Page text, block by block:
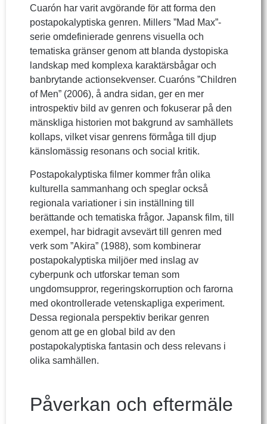
Cuarón har varit avgörande för att forma den
postapokalyptiska genren. Millers ”Mad Max”-
serie omdefinierade genrens visuella och
tematiska gränser genom att blanda dystopiska
landskap med komplexa karaktärsbågar och
banbrytande actionsekvenser. Cuaróns ”Children
of Men” (2006), å andra sidan, ger en mer
introspektiv bild av genren och fokuserar på den
mänskliga historien mot bakgrund av samhällets
kollaps, vilket visar genrens förmåga till djup
känslomässig resonans och social kritik.
Postapokalyptiska filmer kommer från olika
kulturella sammanhang och speglar också
regionala variationer i sin inställning till
berättande och tematiska frågor. Japansk film, till
exempel, har bidragit avsevärt till genren med
verk som ”Akira” (1988), som kombinerar
postapokalyptiska miljöer med inslag av
cyberpunk och utforskar teman som
ungdomsuppror, regeringskorruption och farorna
med okontrollerade vetenskapliga experiment.
Dessa regionala perspektiv berikar genren
genom att ge en global bild av den
postapokalyptiska fantasin och dess relevans i
olika samhällen.
Påverkan och eftermäle